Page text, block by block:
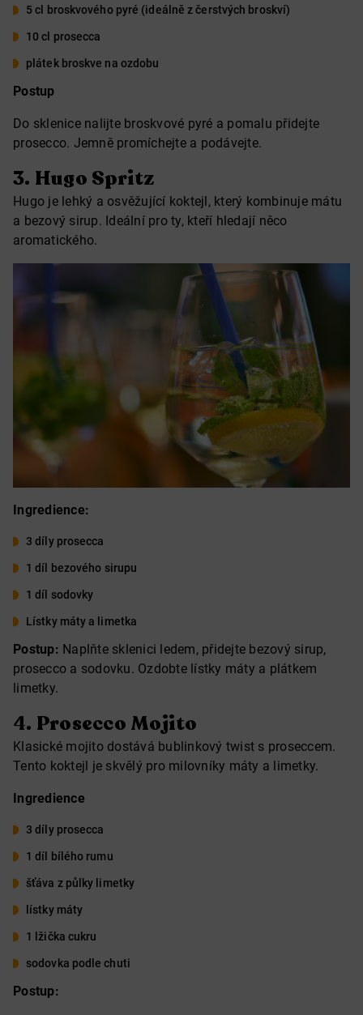
5 cl broskvového pyré (ideálně z čerstvých broskví)
10 cl prosecca
plátek broskve na ozdobu
Postup
Do sklenice nalijte broskvové pyré a pomalu přidejte
prosecco. Jemně promíchejte a podávejte.
3. Hugo Spritz
Hugo je lehký a osvěžující koktejl, který kombinuje mátu
a bezový sirup. Ideální pro ty, kteří hledají něco
aromatického.
Ingredience:
3 díly prosecca
1 díl bezového sirupu
1 díl sodovky
Lístky máty a limetka
Postup: Naplňte sklenici ledem, přidejte bezový sirup,
prosecco a sodovku. Ozdobte lístky máty a plátkem
limetky.
4. Prosecco Mojito
Klasické mojito dostává bublinkový twist s proseccem.
Tento koktejl je skvělý pro milovníky máty a limetky.
Ingredience
3 díly prosecca
1 díl bílého rumu
šťáva z půlky limetky
lístky máty
1 lžička cukru
sodovka podle chuti
Postup: